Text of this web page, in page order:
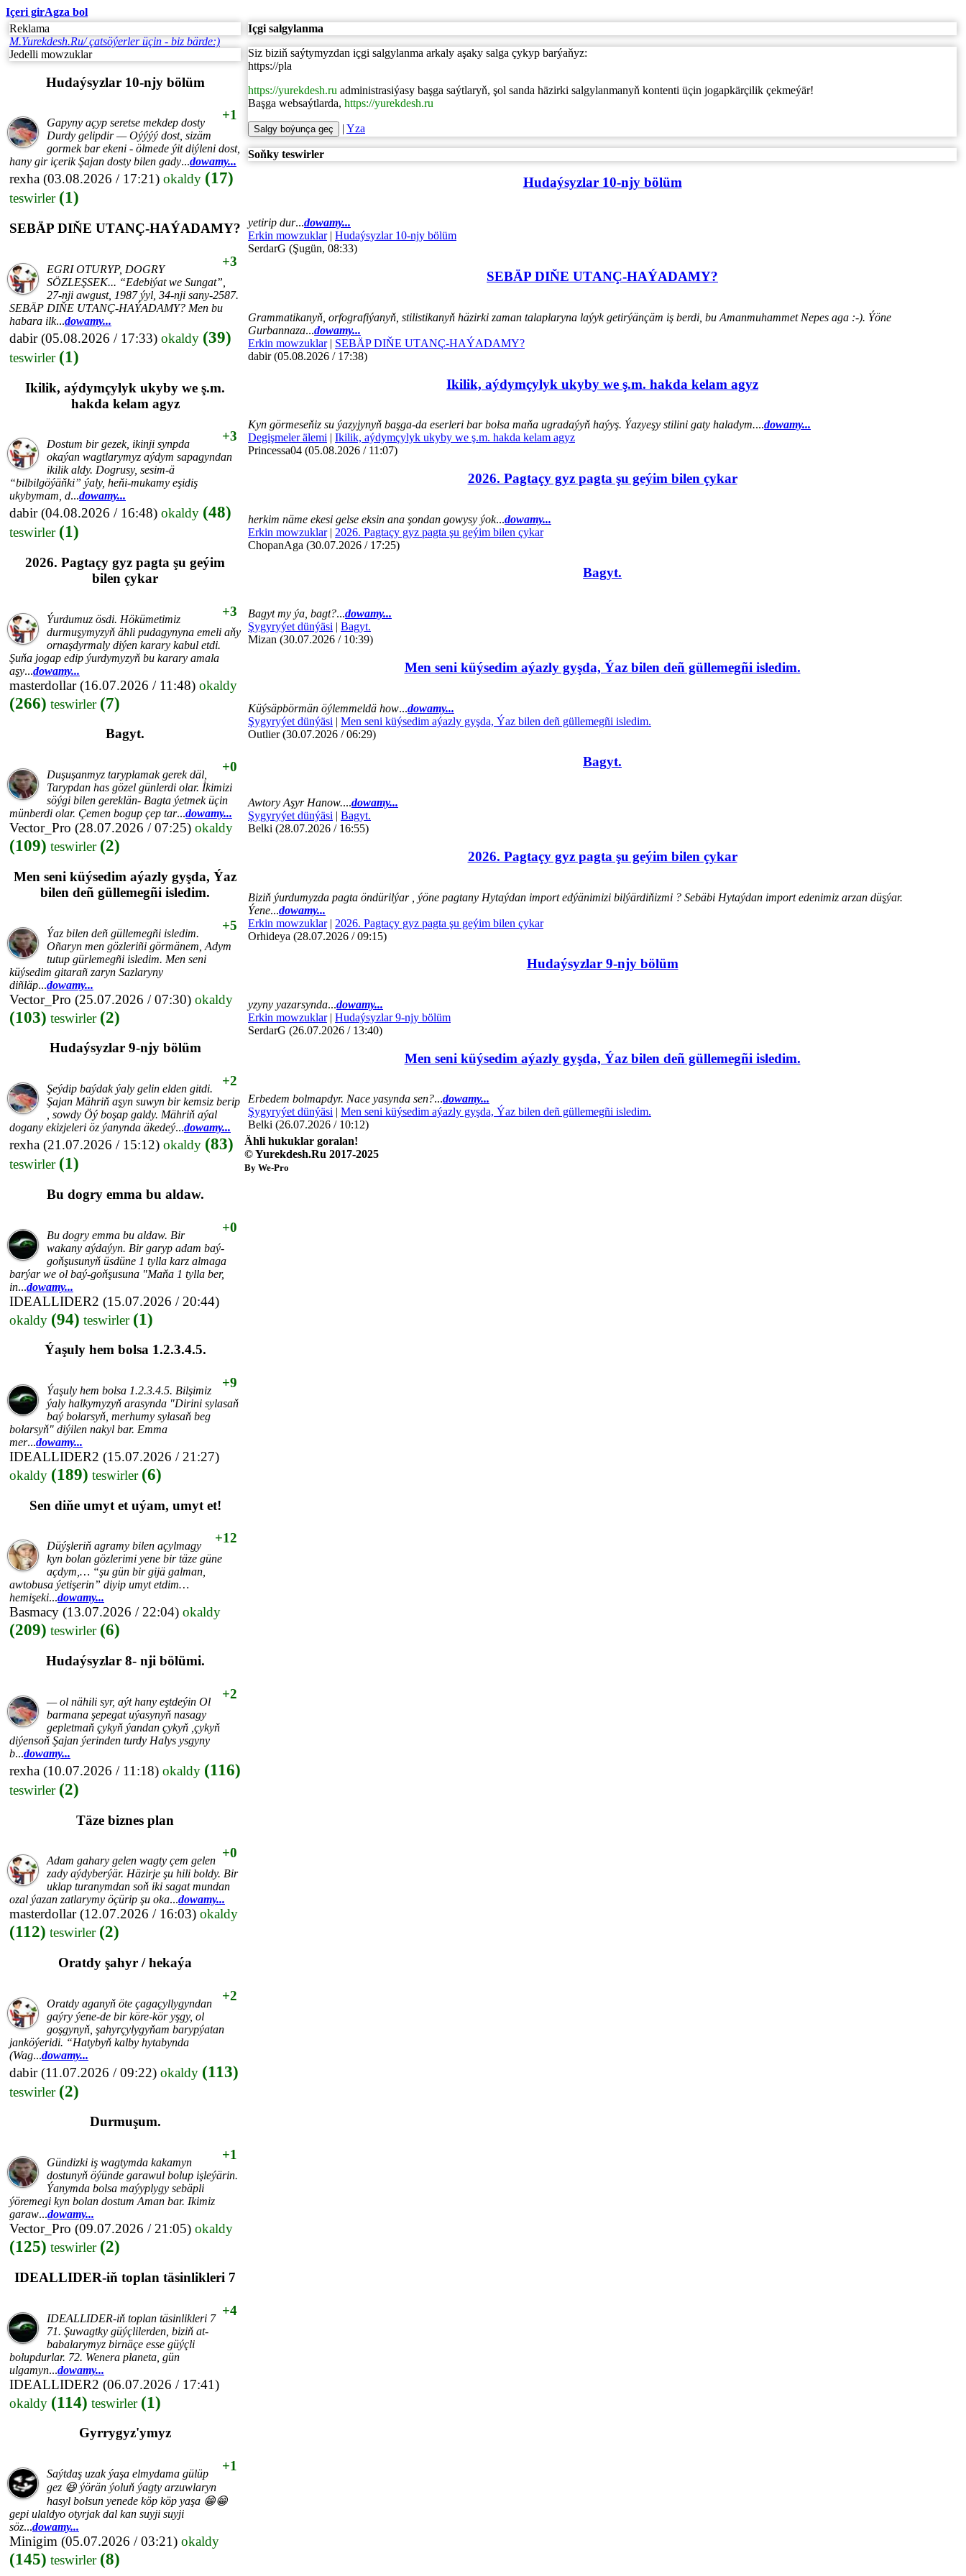
Içeri girAgza bol
Reklama
M.Yurekdesh.Ru/ çatsöýerler üçin - biz bärde:)
Jedelli mowzuklar
Hudaýsyzlar 10-njy bölüm
+1
Gapyny açyp seretse mekdep dosty
Durdy gelipdir — Oýýýý dost, sizäm
gormek bar ekeni - ölmede ýit diýleni dost,
hany gir içerik Şajan dosty bilen gady...dowamy...
rexha (03.08.2026 / 17:21) okaldy (17)
teswirler (1)
SEBÄP DIŇE UTАNÇ-HАÝADАMY?
+3
EGRI ОTURYP, DОGRY
SÖZLEŞSEK... “Edebiýat we Sungаt”,
27-nji аwgust, 1987 ýyl, 34-nji sаny-2587.
SEBÄP DIŇE UTАNÇ-HАÝADАMY? Men bu
hаbаrа ilk...dowamy...
dabir(05.08.2026 / 17:33) okaldy (39)
teswirler (1)
Ikilik, aýdymçylyk ukyby we ş.m.
hakda kelam agyz
+3
Dostum bir gezek, ikinji synpda
okaýan wagtlarymyz aýdym sapagyndan
ikilik aldy. Dogrusy, sesim-ä
“bilbilgöýäňki” ýaly, heňi-mukamy eşidiş
ukybymam, d...dowamy...
dabir(04.08.2026 / 16:48) okaldy (48)
teswirler (1)
2026. Pagtaçy gyz pagta şu geýim
bilen çykar
+3
Ýurdumuz ösdi. Hökümetimiz
durmuşymyzyň ähli pudagynyna emeli aňy
ornaşdyrmaly diýen karary kabul etdi.
Şuňa jogap edip ýurdymyzyň bu karary amala
aşy...dowamy...
masterdollar(16.07.2026 / 11:48) okaldy
(266) teswirler (7)
Bagyt.
+0
Duşuşanmyz taryplamak gerek däl,
Tarypdan has gözel günlerdi olar. İkimizi
söýgi bilen gereklän- Bagta ýetmek üçin
münberdi olar. Çemen bogup çep tar...dowamy...
Vector_Pro (28.07.2026 / 07:25) okaldy
(109) teswirler (2)
Men seni küýsedim aýazly gyşda, Ýaz
bilen deñ güllemegñi isledim.
+5
Ýaz bilen deñ güllemegñi isledim.
Oñaryn men gözleriñi görmänem, Adym
tutup gürlemegñi isledim. Men seni
küýsedim gitarañ zaryn Sazlaryny
diñläp...dowamy...
Vector_Pro (25.07.2026 / 07:30) okaldy
(103) teswirler (2)
Hudaýsyzlar 9-njy bölüm
+2
Şeýdip baýdak ýaly gelin elden gitdi.
Şajan Mähriň aşyn suwyn bir kemsiz berip
, sowdy Öý boşap galdy. Mähriň aýal
dogany ekizjeleri öz ýanynda äkedeý...dowamy...
rexha (21.07.2026 / 15:12) okaldy (83)
teswirler (1)
Bu dogry emma bu aldaw.
+0
Bu dogry emma bu aldaw. Bir
wakany aýdaýyn. Bir garyp adam baý-
goňşusunyň üsdüne 1 tylla karz almaga
barýar we ol baý-goňşusuna "Maňa 1 tylla ber,
in...dowamy...
IDEALLIDER2 (15.07.2026 / 20:44)
okaldy (94) teswirler (1)
Ýaşuly hem bolsa 1.2.3.4.5.
+9
Ýaşuly hem bolsa 1.2.3.4.5. Bilşimiz
ýaly halkymyzyň arasynda "Dirini sylasaň
baý bolarsyň, merhumy sylasaň beg
bolarsyň" diýilen nakyl bar. Emma
mer...dowamy...
IDEALLIDER2 (15.07.2026 / 21:27)
okaldy (189) teswirler (6)
Sen diňe umyt et uýam, umyt et!
+12
Düýşleriň agramy bilen açylmagy
kyn bolan gözlerimi yene bir täze güne
açdym,… “şu gün bir gijä galman,
awtobusa ýetişerin” diyip umyt etdim…
hemişeki...dowamy...
Basmacy (13.07.2026 / 22:04) okaldy
(209) teswirler (6)
Hudaýsyzlar 8- nji bölümi.
+2
— ol nähili syr, aýt hany eştdeýin Ol
barmana şepegat uýasynyň nasagy
gepletmaň çykyň ýandan çykyň ,çykyň
diýensoň Şajan ýerinden turdy Halys ysgyny
b...dowamy...
rexha (10.07.2026 / 11:18) okaldy (116)
teswirler (2)
Täze biznes plan
+0
Adam gahary gelen wagty çem gelen
zady aýdyberýär. Häzirje şu hili boldy. Bir
uklap turanymdan soň iki sagat mundan
ozal ýazan zatlarymy öçürip şu oka...dowamy...
masterdollar(12.07.2026 / 16:03) okaldy
(112) teswirler (2)
Oratdy şahyr / hekaýa
+2
Oratdy aganyň öte çagaçyllygyndan
gaýry ýene-de bir köre-kör yşgy, ol
goşgynyň, şahyrçylygyňam barypýatan
janköýeridi. “Hatybyň kalby hytabynda
(Wag...dowamy...
dabir(11.07.2026 / 09:22) okaldy (113)
teswirler (2)
Durmuşum.
+1
Gündizki iş wagtymda kakamyn
dostunyň öýünde garawul bolup işleýärin.
Ýanymda bolsa maýyplygy sebäpli
ýöremegi kyn bolan dostum Aman bar. Ikimiz
garaw...dowamy...
Vector_Pro (09.07.2026 / 21:05) okaldy
(125) teswirler (2)
IDEALLIDER-iň toplan täsinlikleri 7
+4
IDEALLIDER-iň toplan täsinlikleri 7
71. Şuwagtky güýçlilerden, biziň at-
babalarymyz birnäçe esse güýçli
bolupdurlar. 72. Wenera planeta, gün
ulgamyn...dowamy...
IDEALLIDER2 (06.07.2026 / 17:41)
okaldy (114) teswirler (1)
Gyrrygyz'ymyz
+1
Saýtdaş uzak ýaşa elmydama gülüp
gez 😆 ýörän ýoluň ýagty arzuwlaryn
hasyl bolsun yenede köp köp yaşa 😁😁
gepi ulaldyo otyrjak dal kan suyji suyji
söz...dowamy...
Minigim (05.07.2026 / 03:21) okaldy
(145) teswirler (8)
Içgi salgylanma
Siz biziň saýtymyzdan içgi salgylanma arkaly aşaky salga çykyp barýaňyz:
https://pla
https://yurekdesh.ru administrasiýasy başga saýtlaryň, şol sanda häzirki salgylanmanyň kontenti üçin jogapkärçilik çekmeýär!
Başga websaýtlarda, https://yurekdesh.ru
| Yza
Soňky teswirler
Hudaýsyzlar 10-njy bölüm
yetirip dur...dowamy...
Erkin mowzuklar| Hudaýsyzlar 10-njy bölüm
SerdarG (Şugün, 08:33)
SEBÄP DIŇE UTАNÇ-HАÝADАMY?
Grammatikanyň, orfografiýanyň, stilistikanyň häzirki zaman talaplaryna laýyk getirýänçäm iş berdi, bu Amanmuhammet Nepes aga :-). Ýöne
Gurbannaza...dowamy...
Erkin mowzuklar| SEBÄP DIŇE UTАNÇ-HАÝADАMY?
dabir (05.08.2026 / 17:38)
Ikilik, aýdymçylyk ukyby we ş.m. hakda kelam agyz
Kyn görmeseňiz su ýazyjynyň başga-da eserleri bar bolsa maňa ugradaýyň haýyş. Ýazyeşy stilini gaty haladym....dowamy...
Degişmeler älemi | Ikilik, aýdymçylyk ukyby we ş.m. hakda kelam agyz
Princessa04 (05.08.2026 / 11:07)
2026. Pagtaçy gyz pagta şu geýim bilen çykar
herkim näme ekesi gelse eksin ana şondan gowysy ýok...dowamy...
Erkin mowzuklar| 2026. Pagtaçy gyz pagta şu geýim bilen çykar
ChopanAga (30.07.2026 / 17:25)
Bagyt.
Bagyt my ýa, bagt?...dowamy...
Şygyryýet dünýäsi | Bagyt.
Mizan (30.07.2026 / 10:39)
Men seni küýsedim aýazly gyşda, Ýaz bilen deñ güllemegñi isledim.
Küýsäpbörmän öýlemmeldä how...dowamy...
Şygyryýet dünýäsi | Men seni küýsedim aýazly gyşda, Ýaz bilen deñ güllemegñi isledim.
Outlier (30.07.2026 / 06:29)
Bagyt.
Awtory Aşyr Hanow....dowamy...
Şygyryýet dünýäsi | Bagyt.
Belki (28.07.2026 / 16:55)
2026. Pagtaçy gyz pagta şu geýim bilen çykar
Biziň ýurdumyzda pagta öndürilýar , ýöne pagtany Hytaýdan import edýänimizi bilýärdiňizmi ? Sebäbi Hytaýdan import edenimiz arzan düşýar.
Ýene...dowamy...
Erkin mowzuklar| 2026. Pagtaçy gyz pagta şu geýim bilen çykar
Orhideya (28.07.2026 / 09:15)
Hudaýsyzlar 9-njy bölüm
yzyny yazarsynda...dowamy...
Erkin mowzuklar| Hudaýsyzlar 9-njy bölüm
SerdarG (26.07.2026 / 13:40)
Men seni küýsedim aýazly gyşda, Ýaz bilen deñ güllemegñi isledim.
Erbedem bolmapdyr. Nace yasynda sen?...dowamy...
Şygyryýet dünýäsi | Men seni küýsedim aýazly gyşda, Ýaz bilen deñ güllemegñi isledim.
Belki (26.07.2026 / 10:12)
Ähli hukuklar goralan!
© Yurekdesh.Ru 2017-2025
By We-Pro